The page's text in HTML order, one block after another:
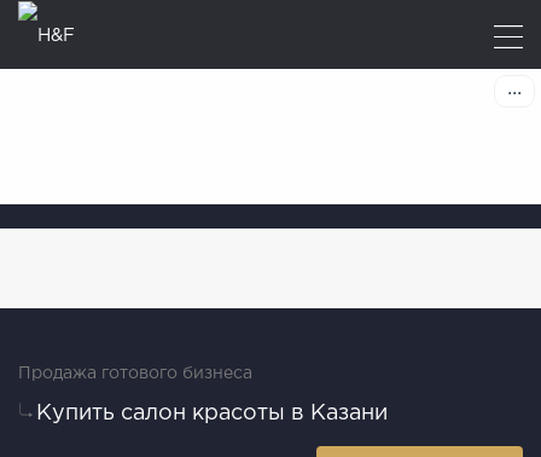
Продажа готового бизнеса
Купить салон красоты в Казани